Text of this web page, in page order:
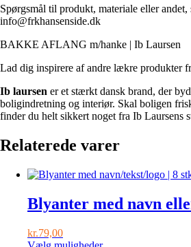
Spørgsmål til produkt, materiale eller andet,
info@frkhansenside.dk
BAKKE AFLANG m/hanke | Ib Laursen
Lad dig inspirere af andre lækre produkter
Ib laursen er et stærkt dansk brand, der
boligindretning og interiør. Skal boligen
finder du helt sikkert noget fra Ib Laursens
Relaterede varer
Blyanter med navn
kr.79,00